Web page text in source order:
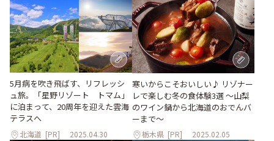
5月病を吹き飛ばす、リフレッシ
ュ旅。「星野リゾート トマム」
に泊まって、20周年を迎えた雲海
テラスへ
北海道 [PR] 2025.04.30
寒いからこそおいしい♪ リゾナー
レで楽しむ冬の食体験3選 ～山梨
のワイン鍋から北海道のおでんバ
ーまで～
栃木県 [PR] 2025.02.05